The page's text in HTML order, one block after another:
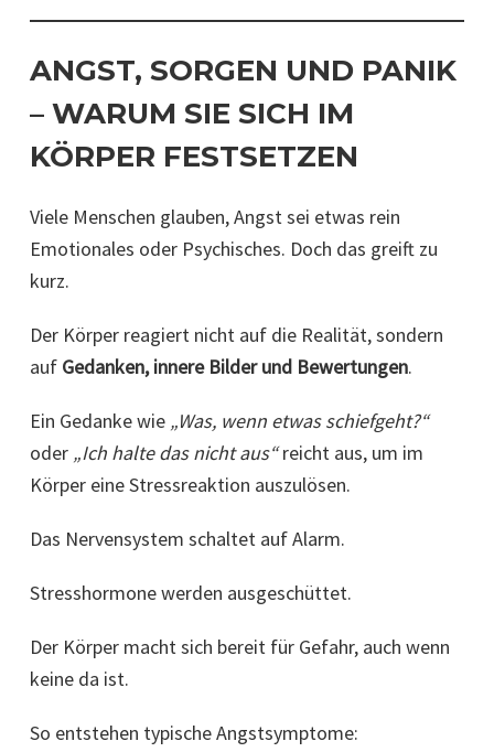
ANGST, SORGEN UND PANIK
– WARUM SIE SICH IM
KÖRPER FESTSETZEN
Viele Menschen glauben, Angst sei etwas rein
Emotionales oder Psychisches. Doch das greift zu
kurz.
Der Körper reagiert nicht auf die Realität, sondern
auf Gedanken, innere Bilder und Bewertungen.
Ein Gedanke wie „Was, wenn etwas schiefgeht?“
oder „Ich halte das nicht aus“reicht aus, um im
Körper eine Stressreaktion auszulösen.
Das Nervensystem schaltet auf Alarm.
Stresshormone werden ausgeschüttet.
Der Körper macht sich bereit für Gefahr, auch wenn
keine da ist.
So entstehen typische Angstsymptome: